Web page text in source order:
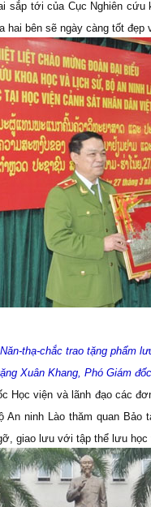
sắp tới của Cục Nghiên
hai bên sẽ ngày càng tốt đẹp
thạ-chắc trao tặng phẩm
Xuân Khang, Phó Giám
Học viện và lãnh đạo các
ninh Lào thăm quan Bảo
giao lưu với tập thể lưu